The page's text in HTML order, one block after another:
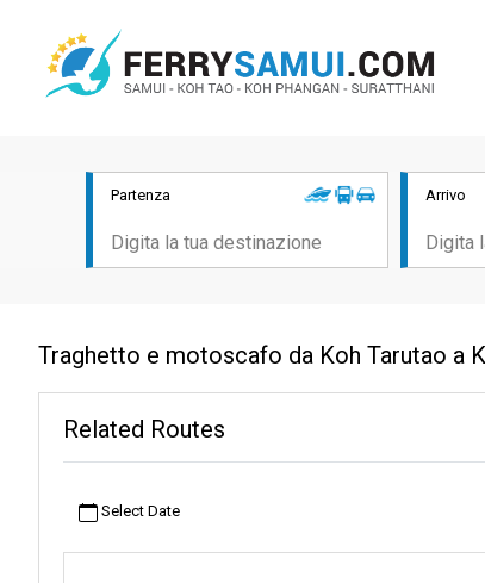
Partenza Arrivo
Traghetto e motoscafo da Koh Tarutao a
Related Routes
Select Date